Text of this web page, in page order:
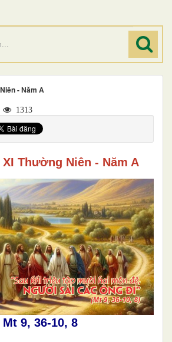
- Năm A
1313
XI Thường Niên - Năm A
Mt 9, 36-10, 8